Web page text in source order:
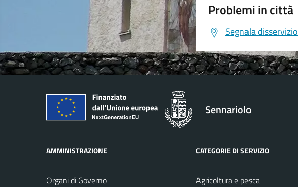
Problemi in città
Segnala disservizio
Sennariolo
AMMINISTRAZIONE
Organi di Governo
CATEGORIE DI SERVIZIO
Agricoltura e pesca